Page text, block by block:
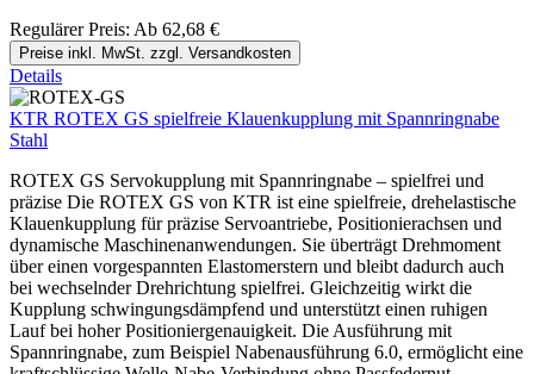
Regulärer Preis: Ab 62,68 €
Preise inkl. MwSt. zzgl. Versandkosten
Details
KTR ROTEX GS spielfreie Klauenkupplung mit Spannringnabe
Stahl
ROTEX GS Servokupplung mit Spannringnabe – spielfrei und
präzise Die ROTEX GS von KTR ist eine spielfreie, drehelastische
Klauenkupplung für präzise Servoantriebe, Positionierachsen und
dynamische Maschinenanwendungen. Sie überträgt Drehmoment
über einen vorgespannten Elastomerstern und bleibt dadurch auch
bei wechselnder Drehrichtung spielfrei. Gleichzeitig wirkt die
Kupplung schwingungsdämpfend und unterstützt einen ruhigen
Lauf bei hoher Positioniergenauigkeit. Die Ausführung mit
Spannringnabe, zum Beispiel Nabenausführung 6.0, ermöglicht eine